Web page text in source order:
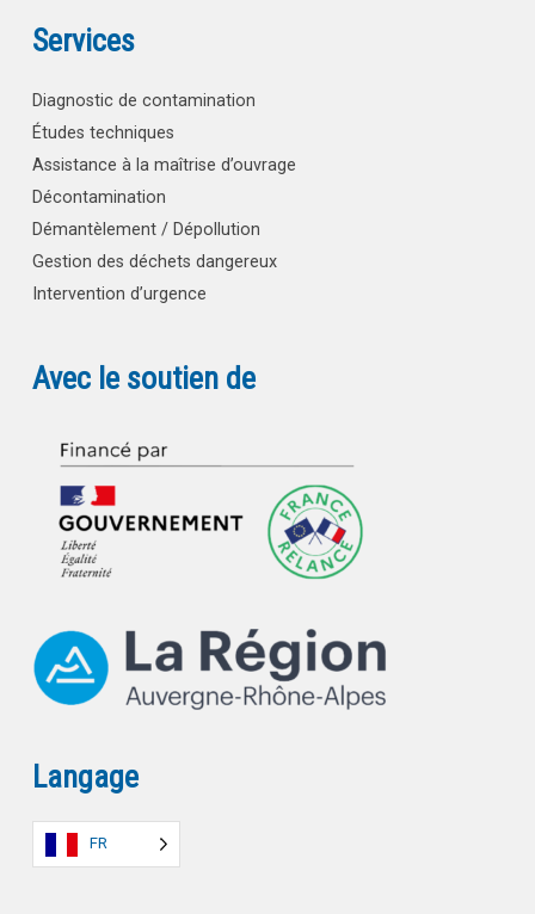
Services
Diagnostic de contamination
Études techniques
Assistance à la maîtrise d’ouvrage
Décontamination
Démantèlement / Dépollution
Gestion des déchets dangereux
Intervention d’urgence
Avec le soutien de
Langage
FR